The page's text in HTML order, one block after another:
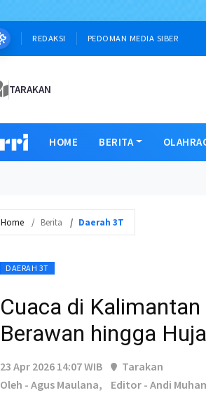
REDAKSI PEDOMAN MEDIA SIBER
TARAKAN
HOME BERITA
Home Berita Daerah 3T
DAERAH 3T
Cuaca di
Berawan hingga
23 Apr 2026 14:07 WIB
Tarakan
Oleh - Agus Maulana,
Editor - Andi